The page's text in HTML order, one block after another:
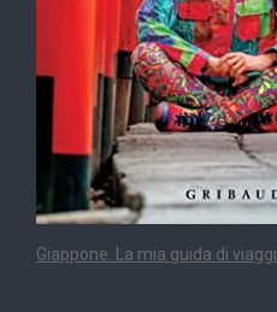
Giappone. La mia guida di